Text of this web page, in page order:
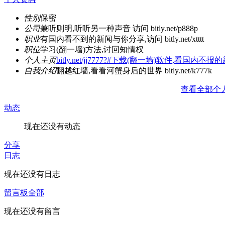
性别保密
公司兼听则明,听听另一种声音 访问 bitly.net/p888p
职业有国内看不到的新闻与你分享,访问 bitly.net/xtttt
职位学习(翻一墙)方法,讨回知情权
个人主页bitly.net/jj7777?#下载(翻一墙)软件,看国内不报的
自我介绍翻越红墙,看看河蟹身后的世界 bitly.net/k777k
查看全部个
动态
现在还没有动态
分享
日志
现在还没有日志
留言板全部
现在还没有留言